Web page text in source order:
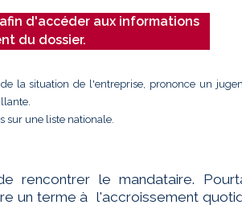
d'accéder aux informations
du dossier.
la situation de l'entreprise, prononce un
sur une liste nationale.
rencontrer le mandataire.
un terme à l'accroissement